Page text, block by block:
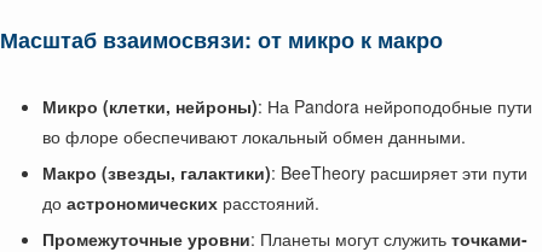
Масштаб взаимосвязи: от микро к макро
Микро (клетки, нейроны): На Pandora нейроподобные пути
во флоре обеспечивают локальный обмен данными.
Макро (звезды, галактики): BeeTheory расширяет эти пути
до астрономических расстояний.
Промежуточные уровни: Планеты могут служить точками-